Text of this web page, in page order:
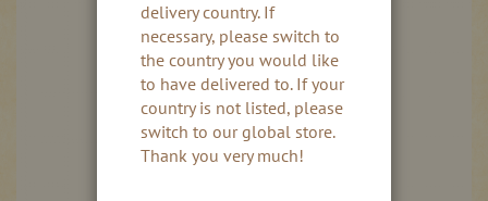
delivery country. If
necessary, please switch to
the country you would like
to have delivered to. If your
country is not listed, please
switch to our global store.
Thank you very much!